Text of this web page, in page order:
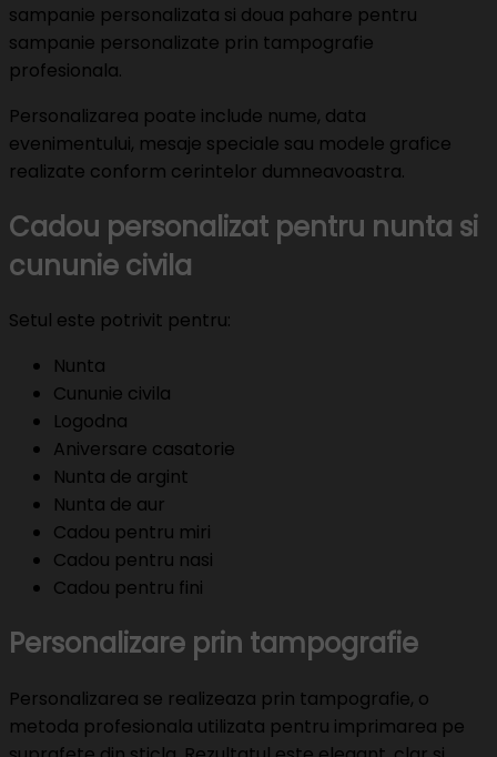
sampanie personalizata si doua pahare pentru
sampanie personalizate prin tampografie
profesionala.
Personalizarea poate include nume, data
evenimentului, mesaje speciale sau modele grafice
realizate conform cerintelor dumneavoastra.
Cadou personalizat pentru nunta si
cununie civila
Setul este potrivit pentru:
Nunta
Cununie civila
Logodna
Aniversare casatorie
Nunta de argint
Nunta de aur
Cadou pentru miri
Cadou pentru nasi
Cadou pentru fini
Personalizare prin tampografie
Personalizarea se realizeaza prin tampografie, o
metoda profesionala utilizata pentru imprimarea pe